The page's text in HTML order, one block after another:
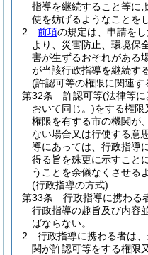
指導を継続すること等に
使を妨げるようなことを
2
前項の規定は、申請を
より、災害防止、環境保
害が生ずるおそれがある
が当該行政指導を継続す
(許認可等の権限に関連す
第32条
許認可等(法律等
おいて同じ。)をする権限
権限を有する市の機関が
ない場合又は行使する意
導にあっては、行政指導
得る旨を殊更に示すこと
うことを余儀なくさせる
(行政指導の方式)
第33条
行政指導に携わる
行政指導の趣旨及び内容
ばならない。
2
行政指導に携わる者は
関が許認可等をする権限